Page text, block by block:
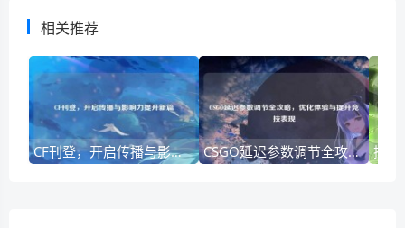
相关推荐
CF刊登，开启传播与影响力提升新篇 CSGO延迟参数调节全攻略，优化体验与提升竞技表现